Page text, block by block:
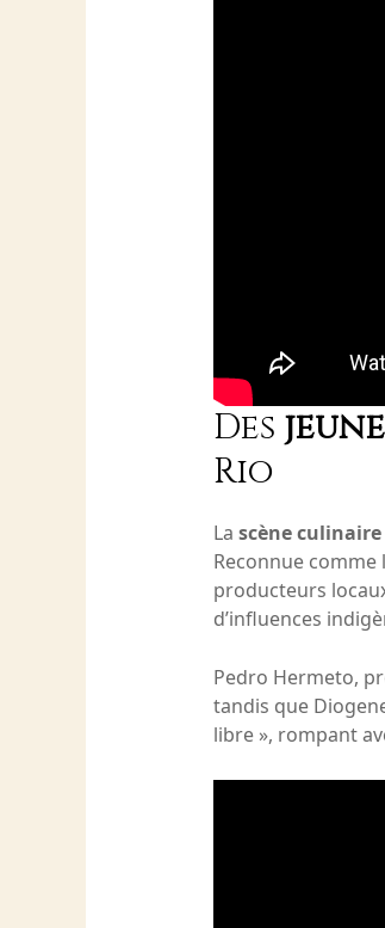
Des
Rio
La scène culinaire
Reconnue
producteurs
d’influences
Pedro Hermeto,
tandis que
libre », rompant